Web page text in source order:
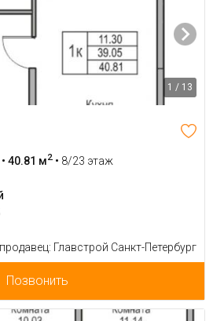
1 / 13
40.81 м2 • 8/23 этаж
продавец: Главстрой Санкт-Петербург
Позвонить